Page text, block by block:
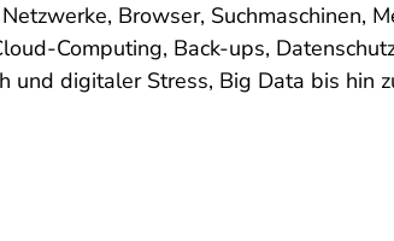
Browser, Suchmaschinen,
Computing, Back-ups,
und digitaler Stress, Big Data bis hin